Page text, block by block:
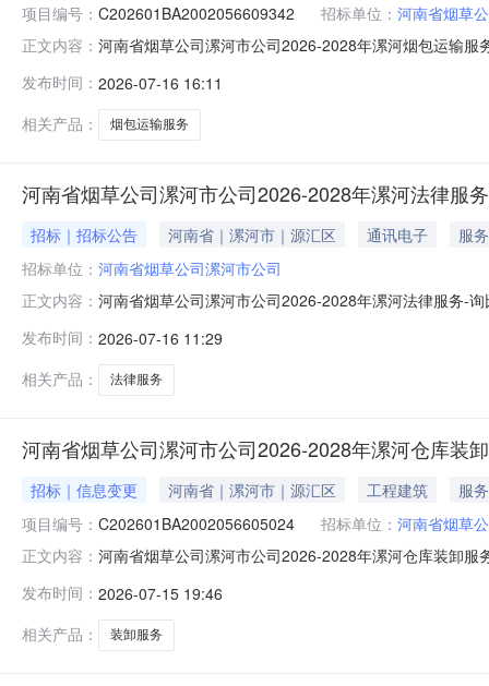
项目编号： C202601BA2002056609342 招标单位： 河南省烟草
正文内容： 河南省烟草公司漯河市公司2026-2028年漯河烟包运输
招标条件，现进行公开招标。二、项目概况和招标范围
发布时间： 2026-07-16 16:11
相关产品：
烟包运输服务
河南省烟草公司漯河市公司2026-2028年漯河法律服
招标｜招标公告 河南省｜漯河市｜源汇区 通讯电子
服务
招标单位： 河南省烟草公司漯河市公司
正文内容： 河南省烟草公司漯河市公司2026-2028年漯河法律服务-
况和采购范围项目规模：22.42万元(人民币)。一标段每
发布时间： 2026-07-16 11:29
相关产品：
法律服务
河南省烟草公司漯河市公司2026-2028年漯河仓库装
招标｜信息变更 河南省｜漯河市｜源汇区 工程建筑
服务
项目编号： C202601BA2002056605024 招标单位： 河南省烟草
正文内容： 河南省烟草公司漯河市公司2026-2028年漯河仓库装卸
司漯河市公司规范管理办公室（电话0395-3123135）。
发布时间： 2026-07-15 19:46
相关产品：
装卸服务